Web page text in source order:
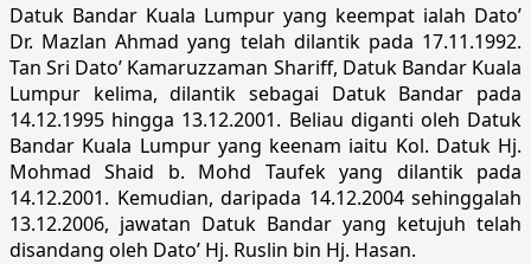
Datuk Bandar Kuala Lumpur yang keempat ialah Dato’
Dr. Mazlan Ahmad yang telah dilantik pada 17.11.1992.
Tan Sri Dato’ Kamaruzzaman Shariff, Datuk Bandar Kuala
Lumpur kelima, dilantik sebagai Datuk Bandar pada
14.12.1995 hingga 13.12.2001. Beliau diganti oleh Datuk
Bandar Kuala Lumpur yang keenam iaitu Kol. Datuk Hj.
Mohmad Shaid b. Mohd Taufek yang dilantik pada
14.12.2001. Kemudian, daripada 14.12.2004 sehinggalah
13.12.2006, jawatan Datuk Bandar yang ketujuh telah
disandang oleh Dato’ Hj. Ruslin bin Hj. Hasan.